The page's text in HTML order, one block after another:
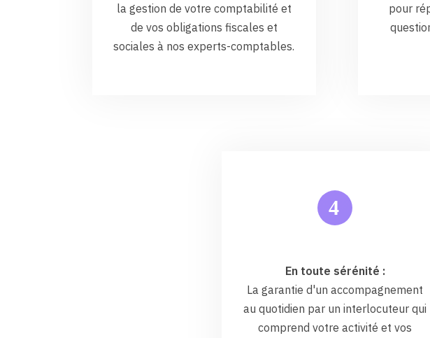
la gestion de votre comptabilité et
de vos obligations fiscales et
sociales à nos experts-comptables.
pour
4
En toute sérénité :
La garantie d'un accompagnement
au quotidien par un interlocuteur qui
comprend votre activité et vos